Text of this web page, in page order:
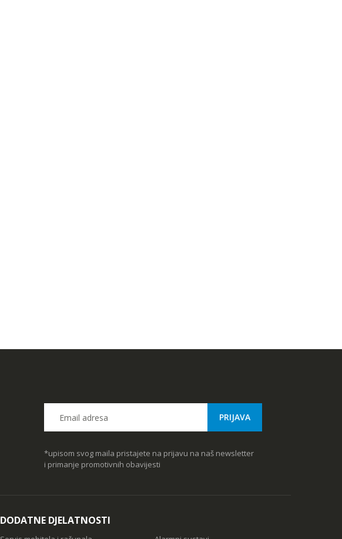
*upisom svog maila pristajete na prijavu na naš newsletter
i primanje promotivnih obavijesti
DODATNE DJELATNOSTI